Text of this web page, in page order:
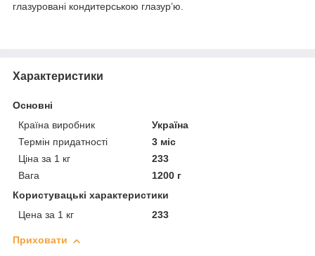
глазуровані кондитерською глазур’ю.
Характеристики
Основні
Країна виробник
Україна
Термін придатності
3 міс
Ціна за 1 кг
233
Вага
1200 г
Користувацькі характеристики
Цена за 1 кг
233
Приховати